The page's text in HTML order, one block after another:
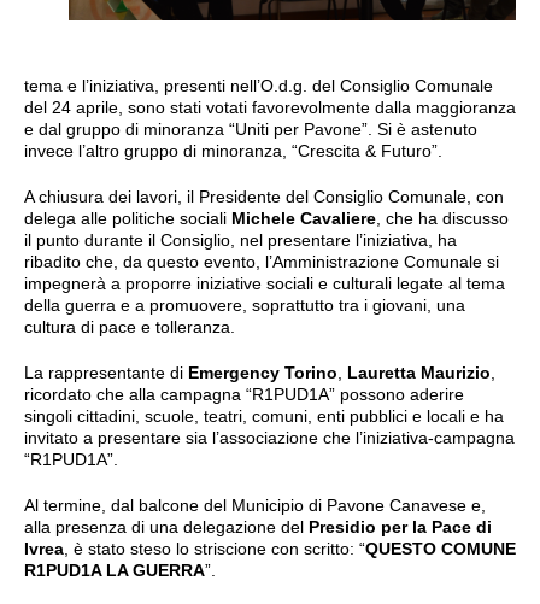
tema e l’iniziativa, presenti nell’O.d.g. del Consiglio Comunale
del 24 aprile, sono stati votati favorevolmente dalla maggioranza
e dal gruppo di minoranza “Uniti per Pavone”. Si è astenuto
invece l’altro gruppo di minoranza, “Crescita & Futuro”.
A chiusura dei lavori, il Presidente del Consiglio Comunale, con
delega alle politiche sociali Michele Cavaliere , che ha discusso
il punto durante il Consiglio, nel presentare l’iniziativa, ha
ribadito che, da questo evento, l’Amministrazione Comunale si
impegnerà a proporre iniziative sociali e culturali legate al tema
della guerra e a promuovere, soprattutto tra i giovani, una
cultura di pace e tolleranza.
La rappresentante di Emergency Torino Lauretta Maurizio
ricordato che alla campagna “R1PUD1A” possono aderire
singoli cittadini, scuole, teatri, comuni, enti pubblici e locali e ha
invitato a presentare sia l’associazione che l’iniziativa-campagna
“R1PUD1A”.
Al termine, dal balcone del Municipio di Pavone Canavese e,
alla presenza di una delegazione del Presidio per la Pace di
Ivrea , è stato steso lo striscione con scritto: “QUESTO COMUNE
R1PUD1A LA GUERRA”.